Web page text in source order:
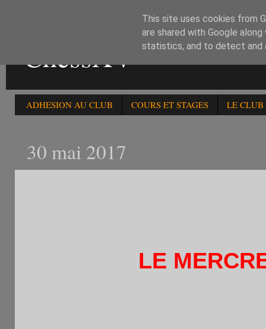
ChessXV
ADHESION AU CLUB COURS ET STAGES LE CLUB
30 mai 2017
LE
This site uses cookies from
are shared with Google
statistics, and to detect and